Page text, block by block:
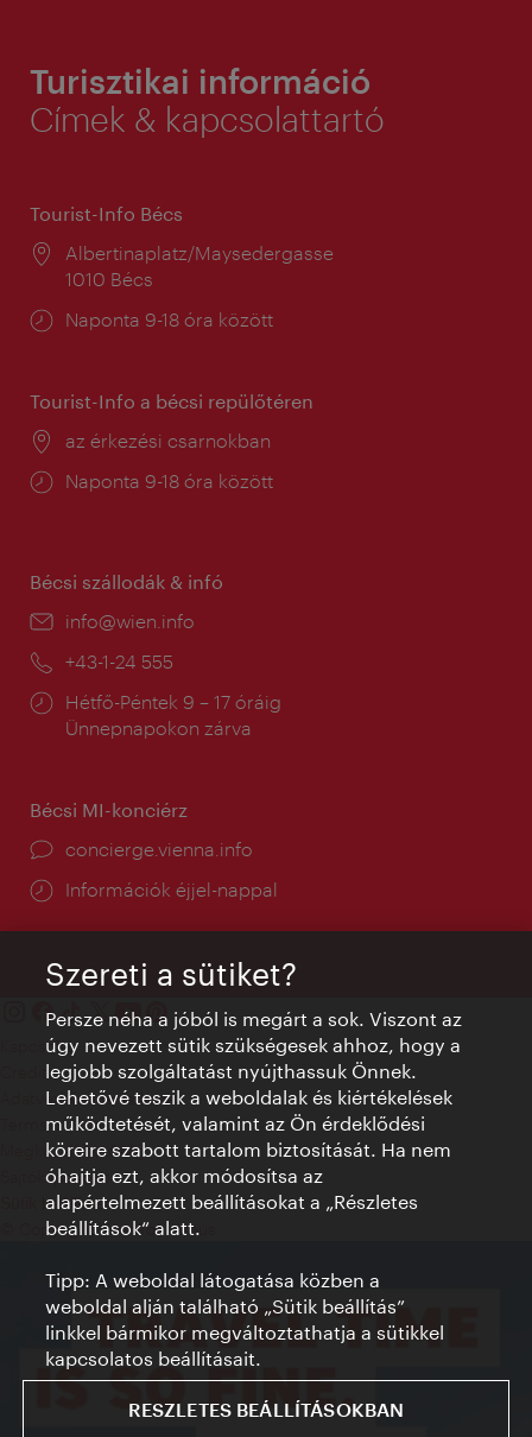
Turisztikai információ
Címek & kapcsolattartó
Tourist-Info Bécs
Helyszín:
Albertinaplatz/Maysedergasse
1010 Bécs
Nyitva
Naponta 9-18 óra között
Tourist-Info a bécsi repülőtéren
Helyszín:
az érkezési csarnokban
Nyitva
Naponta 9-18 óra között
Bécsi szállodák & infó
E-
info@wien.info
Telefon:
+43-1-24 555
Nyitva
tartás:
Hétfő-Péntek 9 – 17 óráig
Ünnepnapokon zárva
Bécsi MI-konciérz
concierge.vienna.info
Információk éjjel-nappal
Kapcsolat
Credits
Adatvédelmi nyilatkozat
Terms of Use
Megközelíthetőség
Sajtókapcsolat
Sütik beállítása
© Copyright WienTourismus
Szereti a sütiket?
Persze néha a jóból is megárt a sok. Viszont az
úgy nevezett sütik szükségesek ahhoz, hogy a
legjobb szolgáltatást nyújthassuk Önnek.
Lehetővé teszik a weboldalak és kiértékelések
működtetését, valamint az Ön érdeklődési
köreire szabott tartalom biztosítását. Ha nem
óhajtja ezt, akkor módosítsa az
alapértelmezett beállításokat a „Részletes
beállítások“ alatt.
Tipp: A weboldal látogatása közben a
weboldal alján található „Sütik beállítás”
linkkel bármikor megváltoztathatja a sütikkel
kapcsolatos beállításait.
RESZLETES BEÁLLÍTÁSOKBAN